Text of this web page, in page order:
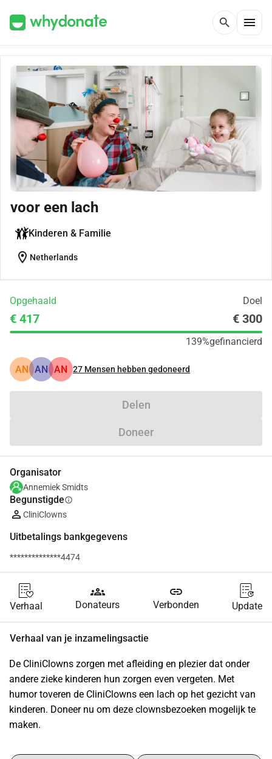
search menu
voor een lach
Kinderen & Familie
location_on Netherlands
Opgehaald Doel
€ 417 € 300
139%gefinancierd
AN AN AN 27 Mensen hebben gedoneerd
Delen
Doneer
Organisator
Annemiek Smidts
Begunstigdeinfo
CliniClowns
Uitbetalings bankgegevens
**************4474
Verhaal
groups
Donateurs
link
Verbonden Update
Verhaal van je inzamelingsactie
De CliniClowns zorgen met afleiding en plezier dat onder
andere zieke kinderen hun zorgen even vergeten. Met
humor toveren de CliniClowns een lach op het gezicht van
kinderen. Doneer nu om deze clownsbezoeken mogelijk te
maken.